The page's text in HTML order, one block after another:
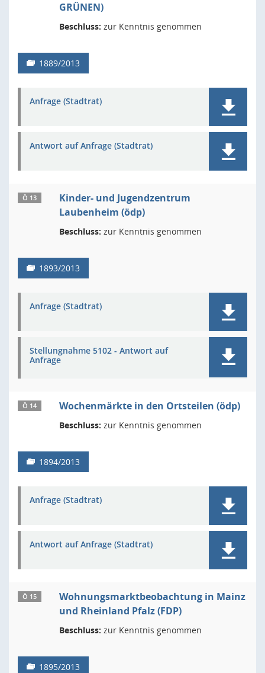
GRÜNEN)
Beschluss: zur Kenntnis genommen
1889/2013
Anfrage (Stadtrat)
Antwort auf Anfrage (Stadtrat)
Ö 13
Kinder- und Jugendzentrum
Laubenheim (ödp)
Beschluss: zur Kenntnis genommen
1893/2013
Anfrage (Stadtrat)
Stellungnahme 5102 - Antwort auf
Anfrage
Ö 14 Wochenmärkte in den Ortsteilen (ödp)
Beschluss: zur Kenntnis genommen
1894/2013
Anfrage (Stadtrat)
Antwort auf Anfrage (Stadtrat)
Ö 15
Wohnungsmarktbeobachtung in Mainz
und Rheinland Pfalz (FDP)
Beschluss: zur Kenntnis genommen
1895/2013